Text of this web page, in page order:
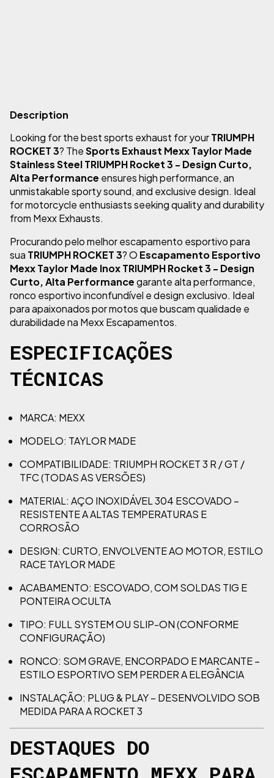
Description
Looking for the best sports exhaust for yourTRIUMPH
ROCKET 3? TheSports Exhaust Mexx Taylor Made
Stainless Steel TRIUMPH Rocket 3 - Design Curto,
Alta Performance ensures high performance, an
unmistakable sporty sound, and exclusive design. Ideal
for motorcycle enthusiasts seeking quality and durability
from Mexx Exhausts.
Procurando pelo melhor escapamento esportivo para
sua TRIUMPH ROCKET 3? O Escapamento Esportivo
Mexx Taylor Made Inox TRIUMPH Rocket 3 - Design
Curto, Alta Performancegarante alta performance,
ronco esportivo inconfundível e design exclusivo. Ideal
para apaixonados por motos que buscam qualidade e
durabilidade na Mexx Escapamentos.
ESPECIFICAÇÕES
TÉCNICAS
MARCA: MEXX
MODELO: TAYLOR MADE
COMPATIBILIDADE: TRIUMPH ROCKET 3 R / GT /
TFC (TODAS AS VERSÕES)
MATERIAL: AÇO INOXIDÁVEL 304 ESCOVADO –
RESISTENTE A ALTAS TEMPERATURAS E
CORROSÃO
DESIGN: CURTO, ENVOLVENTE AO MOTOR, ESTILO
RACE TAYLOR MADE
ACABAMENTO: ESCOVADO, COM SOLDAS TIG E
PONTEIRA OCULTA
TIPO: FULL SYSTEM OU SLIP-ON (CONFORME
CONFIGURAÇÃO)
RONCO: SOM GRAVE, ENCORPADO E MARCANTE –
ESTILO ESPORTIVO SEM PERDER A ELEGÂNCIA
INSTALAÇÃO: PLUG & PLAY – DESENVOLVIDO SOB
MEDIDA PARA A ROCKET 3
DESTAQUES DO